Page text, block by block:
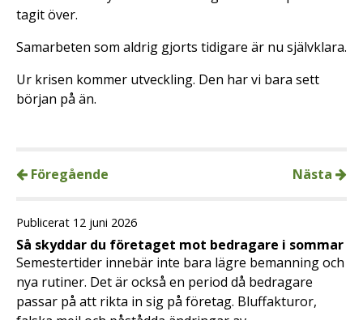
tagit över.
Samarbeten som aldrig gjorts tidigare är nu självklara.
Ur krisen kommer utveckling. Den har vi bara sett
början på än.
Föregående Nästa
Publicerat 12 juni 2026
Så skyddar du företaget mot bedragare i sommar
Semestertider innebär inte bara lägre bemanning och
nya rutiner. Det är också en period då bedragare
passar på att rikta in sig på företag. Bluffakturor,